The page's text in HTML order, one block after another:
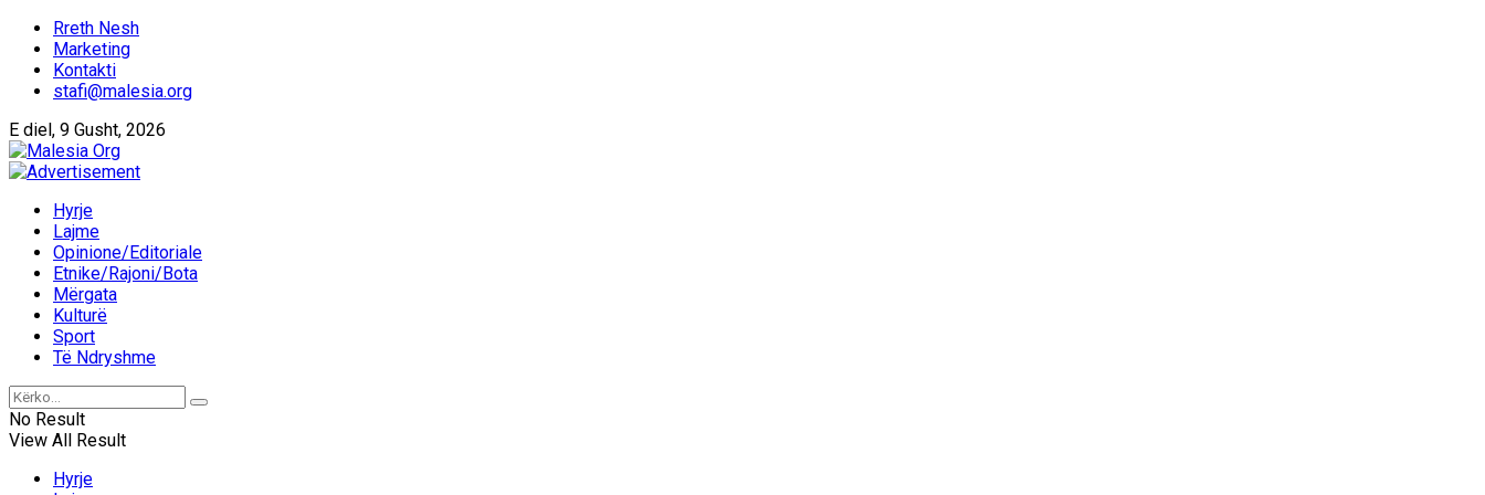
Rreth Nesh
Marketing
Kontakti
stafi@malesia.org
E diel, 9 Gusht, 2026
Hyrje
Lajme
Opinione/Editoriale
Etnike/Rajoni/Bota
Mërgata
Kulturë
Sport
Të Ndryshme
No Result
View All Result
Hyrje